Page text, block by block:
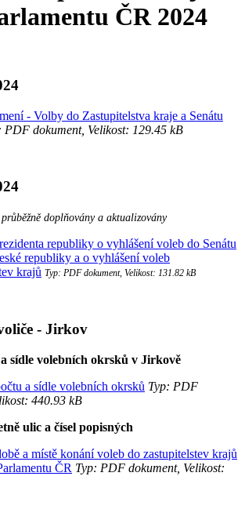
ČR 2024
- Volby do Zastupitelstva kraje a Senátu
dokument, Velikost: 129.45 kB
doplňovány a aktualizovány
republiky o vyhlášení voleb do Senátu
republiky a o vyhlášení voleb
krajů Typ: PDF dokument, Velikost: 131.82 kB
- Jirkov
sídle volebních okrsků v Jirkově
a sídle volebních okrsků Typ: PDF
440.93 kB
ulic a čísel popisných
a místě konání voleb do zastupitelstev krajů
ČR Typ: PDF dokument, Velikost: